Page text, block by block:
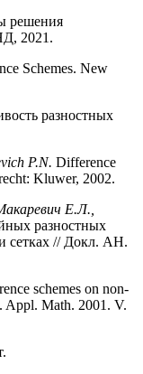
решения
2021.
Schemes. New
разностных
P.N. Difference
Kluwer, 2002.
Е.Л.,
разностных
сетках // Докл. АН.
schemes on non-
Appl. Math. 2001. V.